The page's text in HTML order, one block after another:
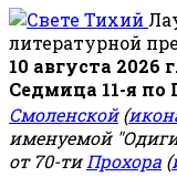
литературной
10 августа 2026
Седмица 11-я по
Смоленской(
именуемой
от 70-тиПрохора (